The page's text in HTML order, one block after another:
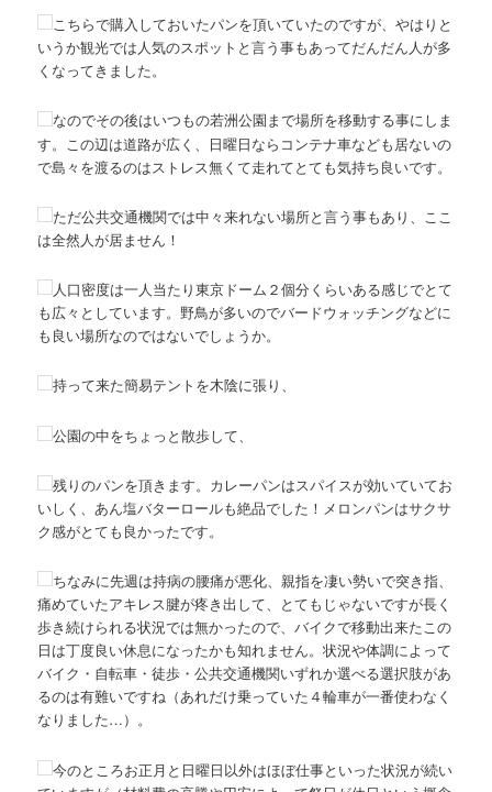
こちらで購入しておいたパンを頂いていたのですが、やはりと
いうか観光では人気のスポットと言う事もあってだんだん人が多
くなってきました。
なのでその後はいつもの若洲公園まで場所を移動する事にしま
す。この辺は道路が広く、日曜日ならコンテナ車なども居ないの
で島々を渡るのはストレス無くて走れてとても気持ち良いです。
ただ公共交通機関では中々来れない場所と言う事もあり、ここ
は全然人が居ません！
人口密度は一人当たり東京ドーム２個分くらいある感じでとて
も広々としています。野鳥が多いのでバードウォッチングなどに
も良い場所なのではないでしょうか。
持って来た簡易テントを木陰に張り、
公園の中をちょっと散歩して、
残りのパンを頂きます。カレーパンはスパイスが効いていてお
いしく、あん塩バターロールも絶品でした！メロンパンはサクサ
ク感がとても良かったです。
ちなみに先週は持病の腰痛が悪化、親指を凄い勢いで突き指、
痛めていたアキレス腱が疼き出して、とてもじゃないですが長く
歩き続けられる状況では無かったので、バイクで移動出来たこの
日は丁度良い休息になったかも知れません。状況や体調によって
バイク・自転車・徒歩・公共交通機関いずれか選べる選択肢があ
るのは有難いですね（あれだけ乗っていた４輪車が一番使わなく
なりました…）。
今のところお正月と日曜日以外はほぼ仕事といった状況が続い